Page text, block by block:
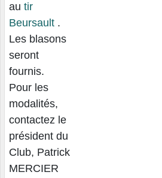
au tir
Beursault .
Les blasons
seront
fournis.
Pour les
modalités,
contactez le
président du
Club, Patrick
MERCIER